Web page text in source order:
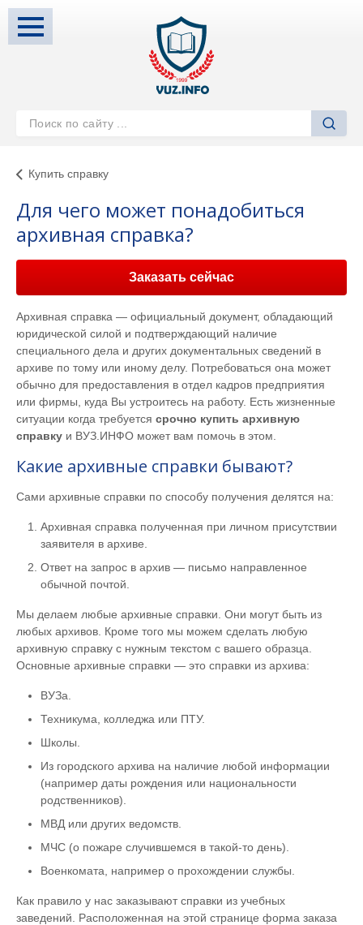
Купить справку
Для чего может понадобиться
архивная справка?
Заказать сейчас
Архивная справка — официальный документ, обладающий
юридической силой и подтверждающий наличие
специального дела и других документальных сведений в
архиве по тому или иному делу. Потребоваться она может
обычно для предоставления в отдел кадров предприятия
или фирмы, куда Вы устроитесь на работу. Есть жизненные
ситуации когда требуется срочно купить архивную
справку и ВУЗ.ИНФО может вам помочь в этом.
Какие архивные справки бывают?
Сами архивные справки по способу получения делятся на:
Архивная справка полученная при личном присутствии
заявителя в архиве.
Ответ на запрос в архив — письмо направленное
обычной почтой.
Мы делаем любые архивные справки. Они могут быть из
любых архивов. Кроме того мы можем сделать любую
архивную справку с нужным текстом с вашего образца.
Основные архивные справки — это справки из архива:
ВУЗа.
Техникума, колледжа или ПТУ.
Школы.
Из городского архива на наличие любой информации
(например даты рождения или национальности
родственников).
МВД или других ведомств.
МЧС (о пожаре случившемся в такой-то день).
Военкомата, например о прохождении службы.
Как правило у нас заказывают справки из учебных
заведений. Расположенная на этой странице форма заказа